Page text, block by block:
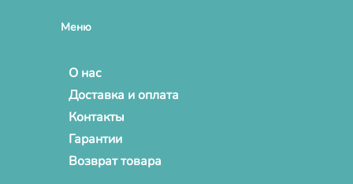
Меню
О нас
Доставка и оплата
Контакты
Гарантии
Возврат товара